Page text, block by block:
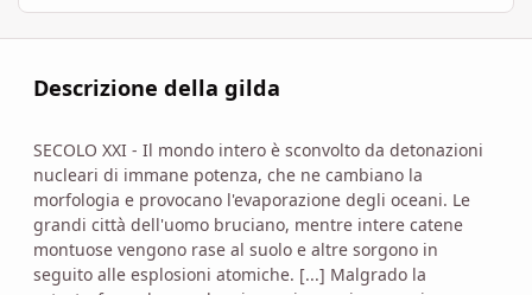
Descrizione della gilda
SECOLO XXI - Il mondo intero è sconvolto da detonazioni
nucleari di immane potenza, che ne cambiano la
morfologia e provocano l'evaporazione degli oceani. Le
grandi città dell'uomo bruciano, mentre intere catene
montuose vengono rase al suolo e altre sorgono in
seguito alle esplosioni atomiche. [...] Malgrado la